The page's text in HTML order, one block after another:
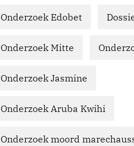
Onderzoek Edobet
Onderzoek Mitte
Onderzoek Jasmine
Onderzoek Aruba Kwihi
Onderzoek moord